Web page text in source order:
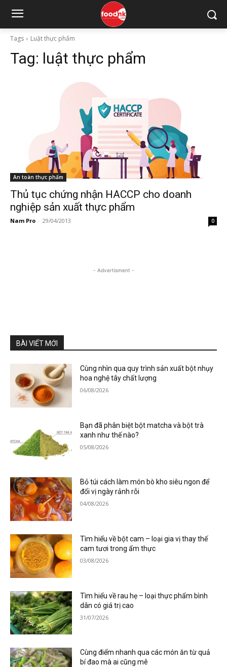
Tags Luật thực phẩm
Tag: luật thực phẩm
An toàn thực phẩm
Thủ tục chứng nhận HACCP cho doanh
nghiệp sản xuất thực phẩm
Nam Pro - 29/04/2013 0
- Advertisment -
BÀI VIẾT MỚI
Cùng nhìn qua quy trình sản xuất bột nhụy
hoa nghệ tây chất lượng
06/08/2026
Bạn đã phân biệt bột matcha và bột trà
xanh như thế nào?
05/08/2026
Bỏ túi cách làm món bò kho siêu ngon để
đổi vị ngày rảnh rỗi
04/08/2026
Tìm hiểu về bột cam – loại gia vị thay thế
cam tươi trong ẩm thực
03/08/2026
Tìm hiểu về rau hẹ – loại thực phẩm bình
dân có giá trị cao
31/07/2026
Cùng điểm nhanh qua các món ăn từ quả
bí đao mà ai cũng mê